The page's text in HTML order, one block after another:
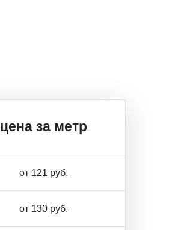
цена за метр
от 121 руб.
от 130 руб.